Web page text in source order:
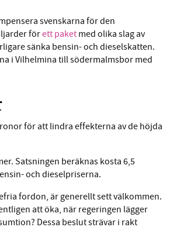
svenskarna för den
förett paket med olika slag av
sänka bensin- och dieselskatten.
i Vilhelmina till södermalmsbor med
för att lindra effekterna av de höjda
Satsningen beräknas kosta 6,5
och dieselpriserna.
fordon, är generellt sett välkommen.
att öka, när regeringen lägger
Dessa beslut strävar i rakt